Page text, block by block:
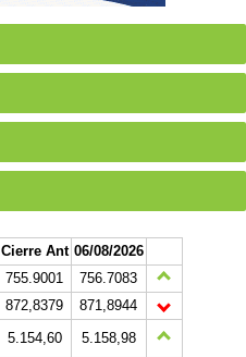
Cierre Ant 06/08/2026
755.9001
756.7083
872,8379
871,8944
5.154,60
5.158,98